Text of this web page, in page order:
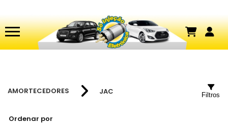
AMORTECEDORES JAC
Ordenar por
Filtros